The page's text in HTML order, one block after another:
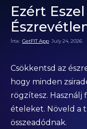
Ezért
Írta: GetFIT App July 24, 2026
Csökkentsd az
hogy minden
rögzítesz. Használj
ételeket. Növeld a
összeadódnak.